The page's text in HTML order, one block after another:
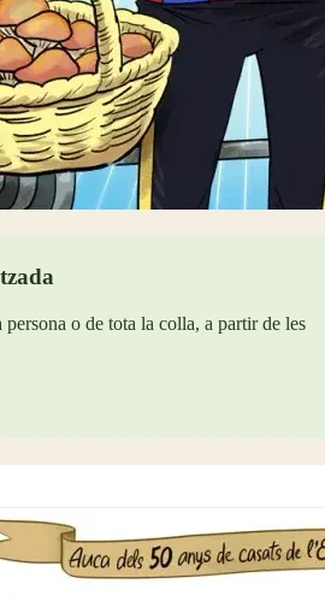
persona o de tota la colla, a partir de les